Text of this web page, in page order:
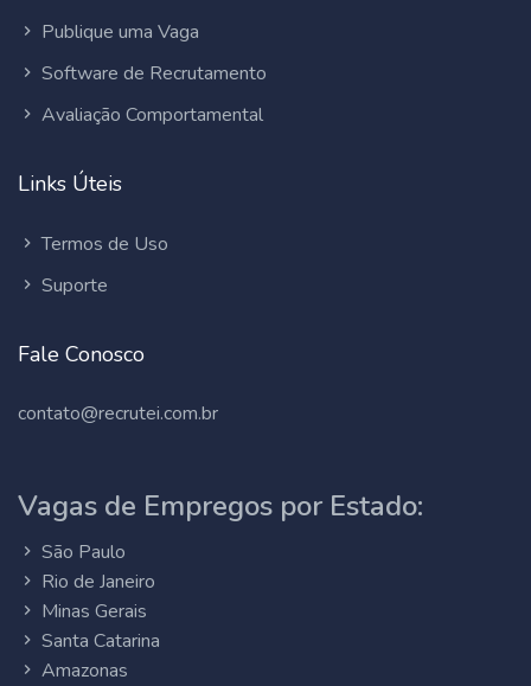
Publique uma Vaga
Software de Recrutamento
Avaliação Comportamental
Links Úteis
Termos de Uso
Suporte
Fale Conosco
contato@recrutei.com.br
Vagas de Empregos por Estado:
São Paulo
Rio de Janeiro
Minas Gerais
Santa Catarina
Amazonas